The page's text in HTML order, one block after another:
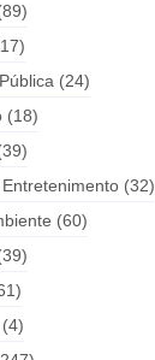
(24)
(18)
(32)
(60)
(4)